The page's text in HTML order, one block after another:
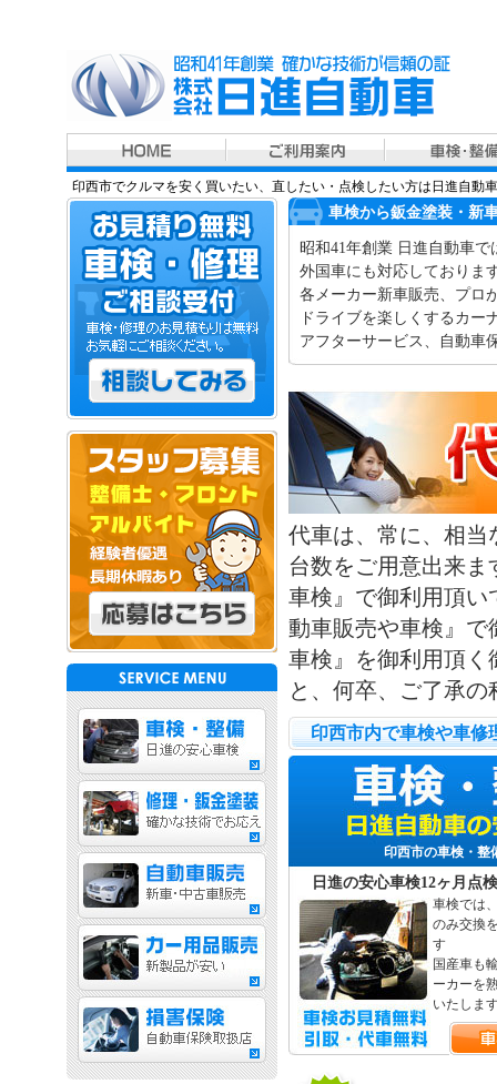
印西市でクルマを安く買いたい、直したい・点検したい方は日進自
車検から鈑金塗装・新
昭和41年創業 日進自動車
外国車にも対応しておりま
各メーカー新車販売、プロ
ドライブを楽しくするカ
アフターサービス、自動車
代車は、常に、相当
台数をご用意出来
車検』で御利用頂い
動車販売や車検』で
車検』を御利用頂く
と、何卒、ご了承
印西市内で車検や車修
印西市の車検・整
日進の安心車検12ヶ月点
車検では
のみ交換
す
国産車も
ーカーを
いたしま